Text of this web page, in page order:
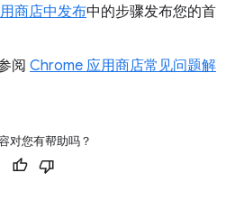
商店中发布中的步骤发布您的首
阅 Chrome 应用商店常见问题解
对您有帮助吗？